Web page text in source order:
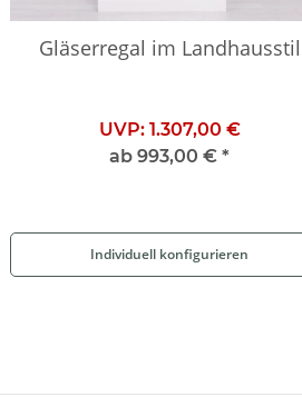
Gläserregal im Landhausstil
UVP: 1.307,00 €
ab 993,00 € *
Individuell konfigurieren